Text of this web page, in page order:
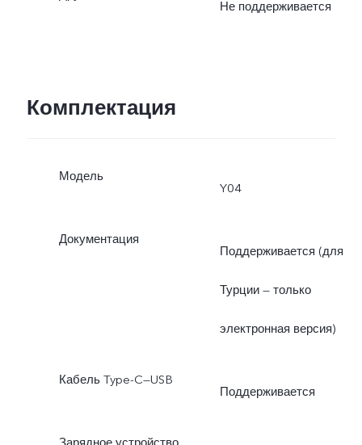
Не поддерживается
Комплектация
Модель
Y04
Документация
Поддерживается (для
Турции — только
электронная версия)
Кабель Type-C—USB
Поддерживается